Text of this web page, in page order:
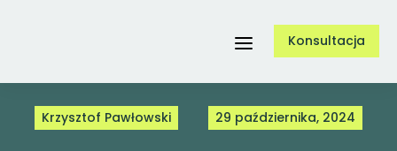
Toggle
Navigation
Usługi
Konsultacja
Krzysztof Pawłowski 29 października, 2024